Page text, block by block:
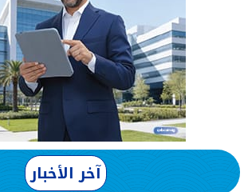
آخر الأخبار